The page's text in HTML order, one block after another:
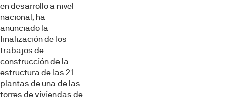
en desarrollo a nivel
nacional, ha
anunciado la
finalización de los
trabajos de
construcción de la
estructura de las 21
plantas de una de las
torres de viviendas de